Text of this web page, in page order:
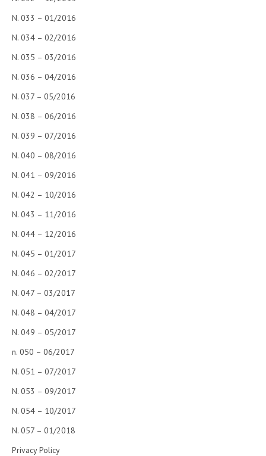
N. 033 – 01/2016
N. 034 – 02/2016
N. 035 – 03/2016
N. 036 – 04/2016
N. 037 – 05/2016
N. 038 – 06/2016
N. 039 – 07/2016
N. 040 – 08/2016
N. 041 – 09/2016
N. 042 – 10/2016
N. 043 – 11/2016
N. 044 – 12/2016
N. 045 – 01/2017
N. 046 – 02/2017
N. 047 – 03/2017
N. 048 – 04/2017
N. 049 – 05/2017
n. 050 – 06/2017
N. 051 – 07/2017
N. 053 – 09/2017
N. 054 – 10/2017
N. 057 – 01/2018
Privacy Policy